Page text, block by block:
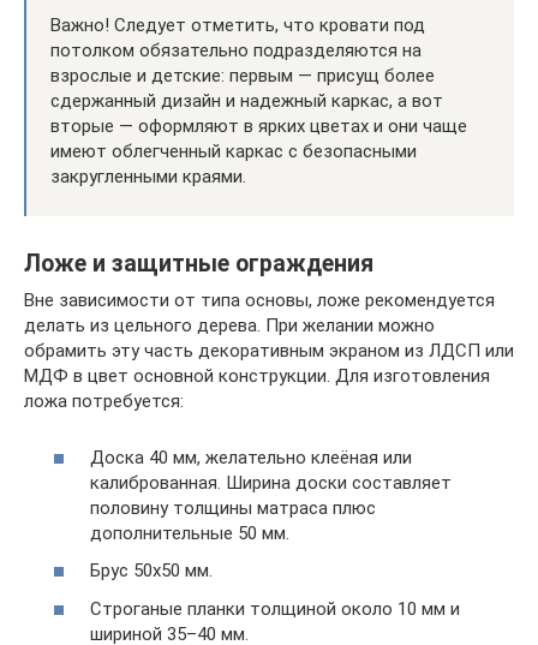
Важно! Следует отметить, что кровати под
потолком обязательно подразделяются на
взрослые и детские: первым — присущ более
сдержанный дизайн и надежный каркас, а вот
вторые — оформляют в ярких цветах и они чаще
имеют облегченный каркас с безопасными
закругленными краями.
Ложе и защитные ограждения
Вне зависимости от типа основы, ложе рекомендуется
делать из цельного дерева. При желании можно
обрамить эту часть декоративным экраном из ЛДСП или
МДФ в цвет основной конструкции. Для изготовления
ложа потребуется:
Доска 40 мм, желательно клеёная или
калиброванная. Ширина доски составляет
половину толщины матраса плюс
дополнительные 50 мм.
Брус 50х50 мм.
Строганые планки толщиной около 10 мм и
шириной 35–40 мм.